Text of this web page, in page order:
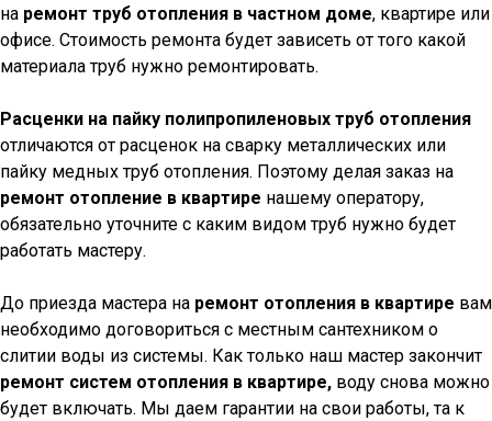
на ремонт труб отопления в частном доме, квартире или
офисе. Стоимость ремонта будет зависеть от того какой
материала труб нужно ремонтировать.
Расценки на пайку полипропиленовых труб отопления
отличаются от расценок на сварку металлических или
пайку медных труб отопления. Поэтому делая заказ на
ремонт отопление в квартире нашему оператору,
обязательно уточните с каким видом труб нужно будет
работать мастеру.
До приезда мастера на ремонт отопления в квартире вам
необходимо договориться с местным сантехником о
слитии воды из системы. Как только наш мастер закончит
ремонт систем отопления в квартире, воду снова можно
будет включать. Мы даем гарантии на свои работы, та к